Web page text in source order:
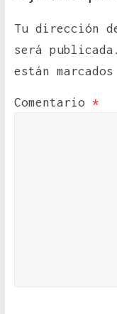
Tu dirección
será publicada.
están
Comentario *